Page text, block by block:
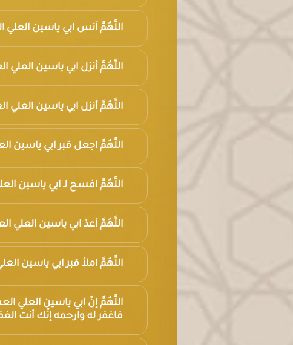
اللَّهُمَّ آنس ابي ياسين
اللَّهُمَّ أنزل ابي ياسين العلي
اللَّهُمَّ أنزل ابي ياسين
اللَّهُمَّ اجعل قبر ابي ياسين
اللَّهُمَّ افسح لـ ابي ياسين
اللَّهُمَّ أعذ ابي ياسين العلي
اللَّهُمَّ املأ قبر ابي ياسين
اللَّهُمَّ إنّ ابي ياسين العلي
فاغفر له وارحمه إنّك أنت